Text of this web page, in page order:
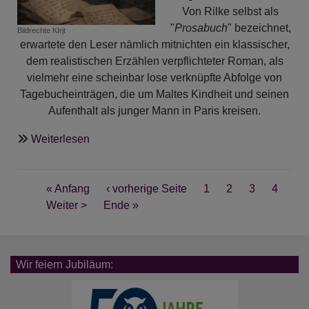
Bildrechte KIrjt
Von Rilke selbst als
"Prosabuch" bezeichnet,
erwartete den Leser nämlich mitnichten ein klassischer,
dem realistischen Erzählen verpflichteter Roman, als
vielmehr eine scheinbar lose verknüpfte Abfolge von
Tagebucheinträgen, die um Maltes Kindheit und seinen
Aufenthalt als junger Mann in Paris kreisen.
Weiterlesen
Rainer
Maria
"Die
Aufzeichnungen
des
Malte
Seitennummerierung
First
page
« Anfang
Vorherige
Seite
‹ vorherige Seite Seite
1
Aktuelle
2 Seite
3 Seite
4
Nächste
Weiter >
Last
Ende »
Wir feiern Jubiläum: